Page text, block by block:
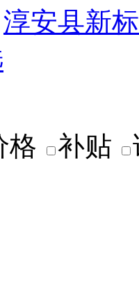
淳安县新
格 补贴